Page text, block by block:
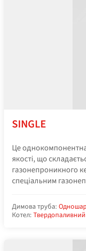
SINGLE
Це
якості, що
газонепроникного
спеціальним
Димова труба:
Котел: